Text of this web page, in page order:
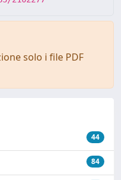
solo i file PDF
44
84